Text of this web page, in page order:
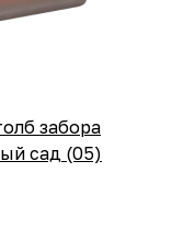
забора
сад (05)